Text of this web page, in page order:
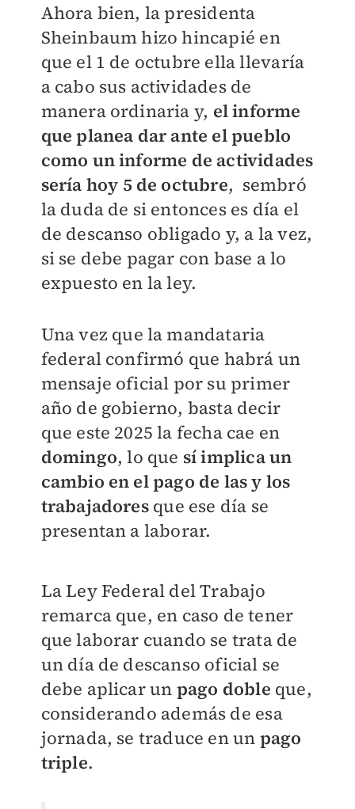
Ahora bien, la presidenta
Sheinbaum hizo hincapié en
que el 1 de octubre ella llevaría
a cabo sus actividades de
manera ordinaria y, el informe
que planea dar ante el pueblo
como un informe de actividades
sería hoy 5 de octubre, sembró
la duda de si entonces es día el
de descanso obligado y, a la vez,
si se debe pagar con base a lo
expuesto en la ley.
Una vez que la mandataria
federal confirmó que habrá un
mensaje oficial por su primer
año de gobierno, basta decir
que este 2025 la fecha cae en
domingo, lo que sí implica un
cambio en el pago de las y los
trabajadores que ese día se
presentan a laborar.
La Ley Federal del Trabajo
remarca que, en caso de tener
que laborar cuando se trata de
un día de descanso oficial se
debe aplicar un pago doble que,
considerando además de esa
jornada, se traduce en un pago
triple.